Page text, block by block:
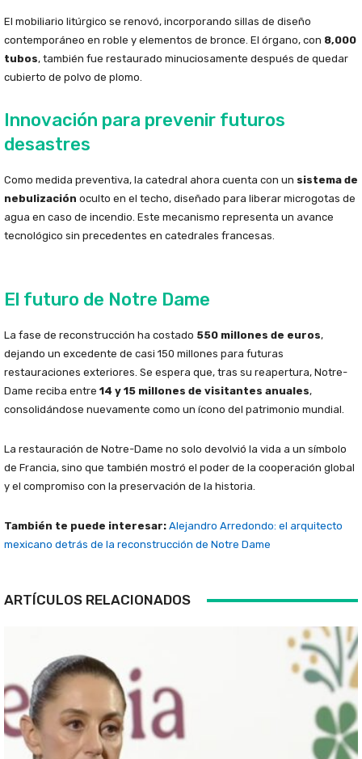
El mobiliario litúrgico se renovó, incorporando sillas de diseño
contemporáneo en roble y elementos de bronce. El órgano, con 8,000
tubos, también fue restaurado minuciosamente después de quedar
cubierto de polvo de plomo.
Innovación para prevenir futuros
desastres
Como medida preventiva, la catedral ahora cuenta con un sistema de
nebulización oculto en el techo, diseñado para liberar microgotas de
agua en caso de incendio. Este mecanismo representa un avance
tecnológico sin precedentes en catedrales francesas.
El futuro de Notre Dame
La fase de reconstrucción ha costado 550 millones de euros,
dejando un excedente de casi 150 millones para futuras
restauraciones exteriores. Se espera que, tras su reapertura, Notre-
Dame reciba entre 14 y 15 millones de visitantes anuales,
consolidándose nuevamente como un ícono del patrimonio mundial.
La restauración de Notre-Dame no solo devolvió la vida a un símbolo
de Francia, sino que también mostró el poder de la cooperación global
y el compromiso con la preservación de la historia.
También te puede interesar: Alejandro Arredondo: el arquitecto
mexicano detrás de la reconstrucción de Notre Dame
ARTÍCULOS RELACIONADOS